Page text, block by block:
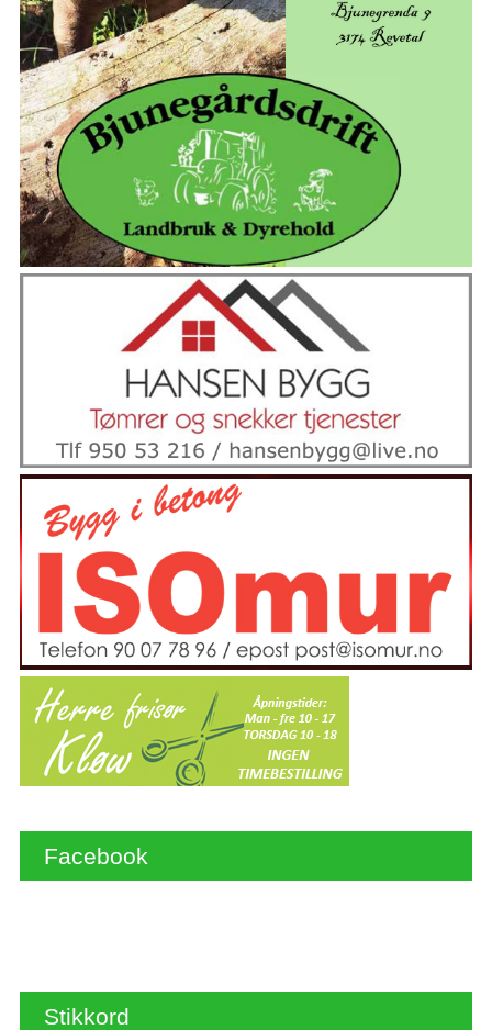
Facebook
Stikkord